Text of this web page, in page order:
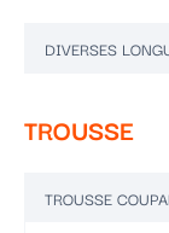
DIVERSES
TROUSSE
TROUSSE